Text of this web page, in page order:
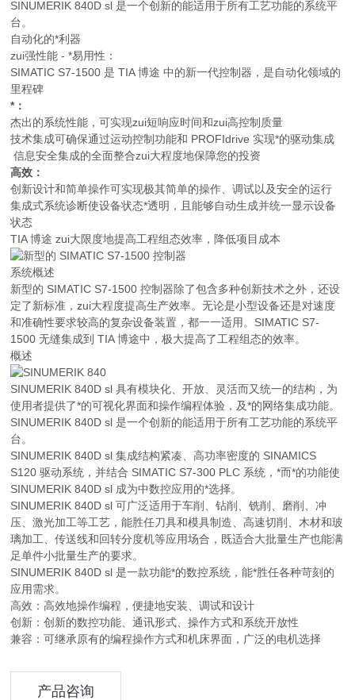
SINUMERIK 840D sl 是一个创新的能适用于所有工艺功能的系统平
台。
自动化的*利器
zui强性能 - *易用性：
SIMATIC S7-1500 是 TIA 博途 中的新一代控制器，是自动化领域的
里程碑
*：
杰出的系统性能，可实现zui短响应时间和zui高控制质量
技术集成可确保通过运动控制功能和 PROFIdrive 实现*的驱动集成
信息安全集成的全面整合zui大程度地保障您的投资
高效：
创新设计和简单操作可实现极其简单的操作、调试以及安全的运行
集成式系统诊断使设备状态*透明，且能够自动生成并统一显示设备
状态
TIA 博途 zui大限度地提高工程组态效率，降低项目成本
系统概述
新型的 SIMATIC S7-1500 控制器除了包含多种创新技术之外，还设
定了新标准，zui大程度提高生产效率。无论是小型设备还是对速度
和准确性要求较高的复杂设备装置，都一一适用。SIMATIC S7-
1500 无缝集成到 TIA 博途中，极大提高了工程组态的效率。
概述
SINUMERIK 840D sl 具有模块化、开放、灵活而又统一的结构，为
使用者提供了*的可视化界面和操作编程体验，及*的网络集成功能。
SINUMERIK 840D sl 是一个创新的能适用于所有工艺功能的系统平
台。
SINUMERIK 840D sl 集成结构紧凑、高功率密度的 SINAMICS
S120 驱动系统，并结合 SIMATIC S7-300 PLC 系统，*而*的功能使
SINUMERIK 840D sl 成为中数控应用的*选择。
SINUMERIK 840D sl 可广泛适用于车削、钻削、铣削、磨削、冲
压、激光加工等工艺，能胜任刀具和模具制造、高速切削、木材和玻
璃加工、传送线和回转分度机等应用场合，既适合大批量生产也能满
足单件小批量生产的要求。
SINUMERIK 840D sl 是一款功能*的数控系统，能*胜任各种苛刻的
应用需求。
高效：高效地操作编程，便捷地安装、调试和设计
创新：创新的数控功能、通讯形式、操作方式和系统开放性
兼容：可继承原有的编程操作方式和机床界面，广泛的电机选择
产品咨询